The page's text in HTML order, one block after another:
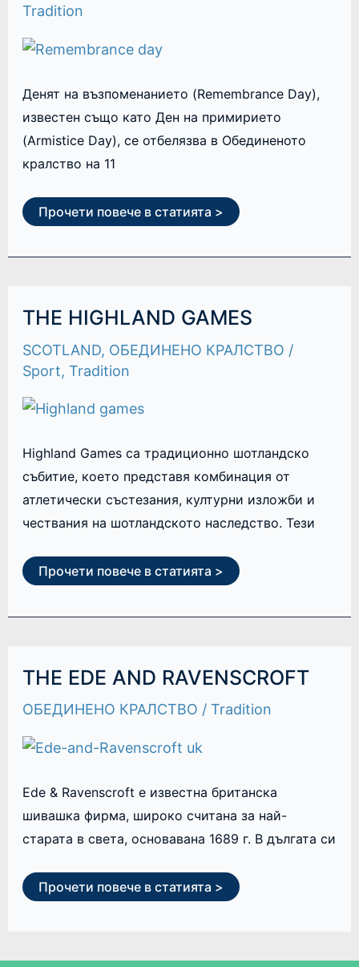
Tradition
Денят на възпоменанието (Remembrance Day),
известен също като Ден на примирието
(Armistice Day), се отбелязва в Обединеното
кралство на 11
Прочети повече в статията >
THE HIGHLAND GAMES
SCOTLAND, ОБЕДИНЕНО КРАЛСТВО /
Sport, Tradition
Highland Games са традиционно шотландско
събитие, което представя комбинация от
атлетически състезания, културни изложби и
чествания на шотландското наследство. Тези
THE
HIGHLAND
Прочети повече в статията >
THE EDE AND RAVENSCROFT
ОБЕДИНЕНО КРАЛСТВО / Tradition
Ede & Ravenscroft е известна британска
шивашка фирма, широко считана за най-
старата в света, основавана 1689 г. В дългата си
THE
EDE
RAVENSCROFT
Прочети повече в статията >